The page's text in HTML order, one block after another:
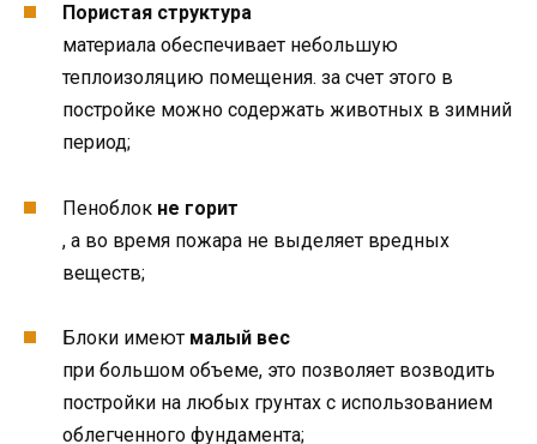
Пористая структура
материала обеспечивает небольшую
теплоизоляцию помещения. за счет этого в
постройке можно содержать животных в зимний
период;
Пеноблок не горит
, а во время пожара не выделяет вредных
веществ;
Блоки имеют малый вес
при большом объеме, это позволяет возводить
постройки на любых грунтах с использованием
облегченного фундамента;